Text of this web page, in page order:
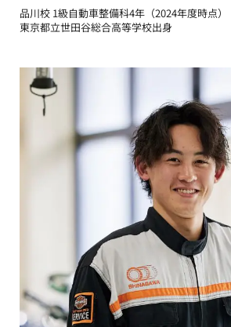
品川校 1級自動車整備科4年（2024年度時点）
東京都立世田谷総合高等学校出身